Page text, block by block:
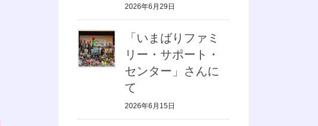
2026年6月29日
「いまばりファミ
リー・サポート・
センター」さんに
て
2026年6月15日